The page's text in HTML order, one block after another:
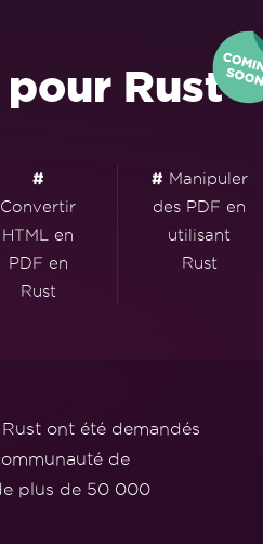
pour Rust
#
Convertir
HTML en
PDF en
Rust
# Manipuler
des PDF en
utilisant
Rust
ont été demandés
de
plus de 50 000